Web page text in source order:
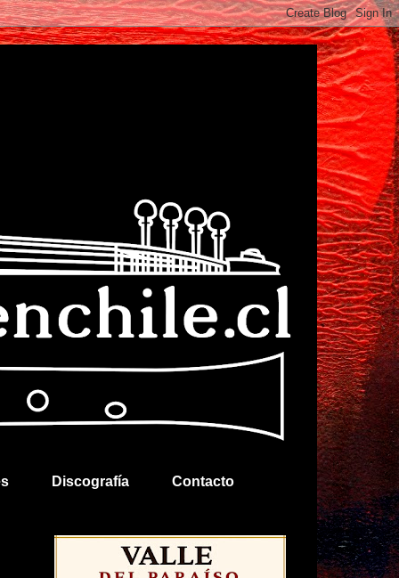
Discografía Contacto